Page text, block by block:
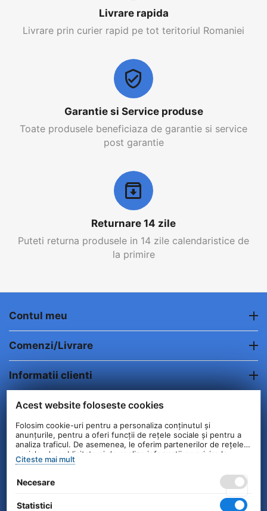
Livrare rapida
Livrare prin curier rapid pe tot teritoriul Romaniei
Garantie si Service produse
Toate produsele beneficiaza de garantie si service
post garantie
Returnare 14 zile
Puteti returna produsele in 14 zile calendaristice de
la primire
Contul meu
Comenzi/Livrare
Informatii clienti
Contact
© 2004 - 2026 Unick International. Instalat si
Configurat — © netSEO
Acest website foloseste cookies
Folosim cookie-uri pentru a personaliza conținutul și
anunțurile, pentru a oferi funcții de rețele sociale și pentru a
analiza traficul. De asemenea, le oferim partenerilor de rețele
sociale, de publicitate și de analize informații cu privire la
modul în care folosiți site-ul nostru. Aceștia le pot combina cu
serviciilor lor.
Citeste mai mult
Necesare
Statistici